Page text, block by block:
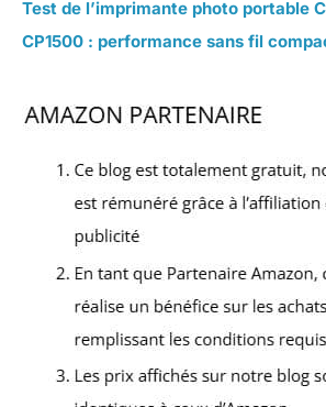
Test de l’imprimante photo portable
CP1500 : performance sans fil